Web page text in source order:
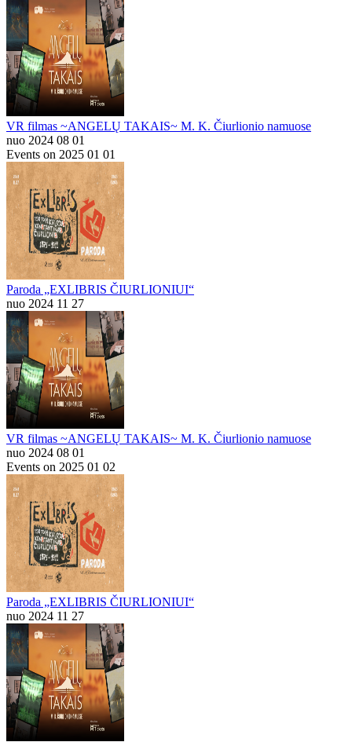
VR filmas ~ANGELŲ TAKAIS~ M. K. Čiurlionio namuose
nuo 2024 08 01
Events on 2025 01 01
Paroda „EXLIBRIS ČIURLIONIUI“
nuo 2024 11 27
VR filmas ~ANGELŲ TAKAIS~ M. K. Čiurlionio namuose
nuo 2024 08 01
Events on 2025 01 02
Paroda „EXLIBRIS ČIURLIONIUI“
nuo 2024 11 27